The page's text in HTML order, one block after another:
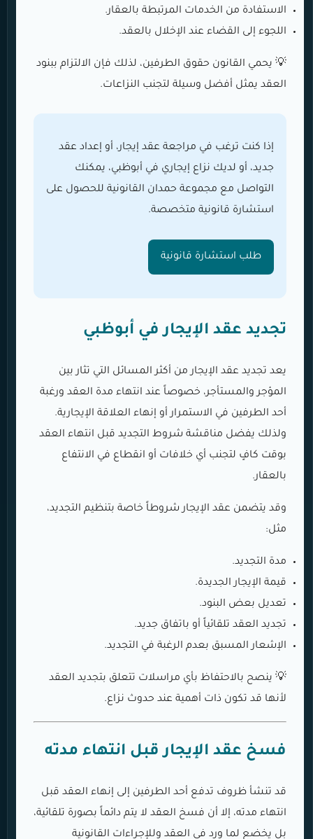
الاستفادة من الخدمات المرتبطة بالعقار.
اللجوء إلى القضاء عند الإخلال بالعقد.
💡 يحمي القانون حقوق الطرفين، لذلك فإن الالتزام ببنود
العقد يمثل أفضل وسيلة لتجنب النزاعات.
إذا كنت ترغب في مراجعة عقد إيجار، أو إعداد عقد
جديد، أو لديك نزاع إيجاري في أبوظبي، يمكنك
التواصل مع مجموعة حمدان القانونية للحصول على
استشارة قانونية متخصصة.
طلب استشارة قانونية
تجديد عقد الإيجار في أبوظبي
يعد تجديد عقد الإيجار من أكثر المسائل التي تثار بين
المؤجر والمستأجر، خصوصاً عند انتهاء مدة العقد ورغبة
أحد الطرفين في الاستمرار أو إنهاء العلاقة الإيجارية.
ولذلك يفضل مناقشة شروط التجديد قبل انتهاء العقد
بوقت كافٍ لتجنب أي خلافات أو انقطاع في الانتفاع
بالعقار.
وقد يتضمن عقد الإيجار شروطاً خاصة بتنظيم التجديد،
مثل:
مدة التجديد.
قيمة الإيجار الجديدة.
تعديل بعض البنود.
تجديد العقد تلقائياً أو باتفاق جديد.
الإشعار المسبق بعدم الرغبة في التجديد.
💡 ينصح بالاحتفاظ بأي مراسلات تتعلق بتجديد العقد
لأنها قد تكون ذات أهمية عند حدوث نزاع.
فسخ عقد الإيجار قبل انتهاء مدته
قد تنشأ ظروف تدفع أحد الطرفين إلى إنهاء العقد قبل
انتهاء مدته، إلا أن فسخ العقد لا يتم دائماً بصورة تلقائية،
بل يخضع لما ورد في العقد وللإجراءات القانونية